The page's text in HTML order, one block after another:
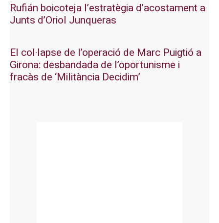
Rufián boicoteja l’estratègia d’acostament a
Junts d’Oriol Junqueras
El col·lapse de l’operació de Marc Puigtió a
Girona: desbandada de l’oportunisme i
fracàs de ‘Militància Decidim’